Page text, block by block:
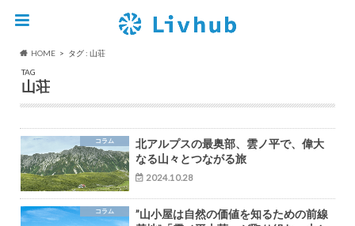
HOME
タグ : 山荘
TAG
山荘
コラム
北アルプスの最奥部、雲ノ平で、偉大
なる山々とつながる旅
2024.10.28
コラム
”山小屋は自然の価値を知るための前線